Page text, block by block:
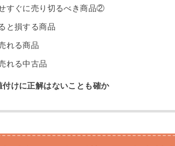
すぐに売り切るべき商品②
と損する商品
れる商品
れる中古品
けに正解はないことも確か